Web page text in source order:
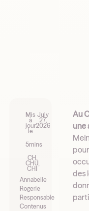
Mis
à
jour
le
July
27,
2026
5mins
CH,
CHU,
CHI
Annabelle
Rogerie
Responsable
Contenus
Au
une
des